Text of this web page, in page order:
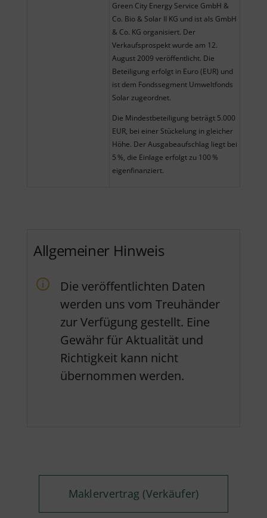
Green City Energy Service GmbH &
Co. Bio & Solar II KG und ist als GmbH
& Co. KG organisiert. Der
Verkaufsprospekt wurde am 12.
August 2009 veröffentlicht. Die
Beteiligung erfolgt in Euro (EUR) und
ist dem Fondssegment Umweltfonds
Solar zugeordnet.
Die Mindestbeteiligung beträgt 5.000
EUR, bei einer Stückelung in gleicher
Höhe. Der Ausgabeaufschlag liegt bei
5 %, die Einlage erfolgt zu 100 %
eigenfinanziert.
Allgemeiner Hinweis
Die veröffentlichten Daten
werden uns vom Treuhänder
zur Verfügung gestellt. Eine
Gewähr für Aktualität und
Richtigkeit kann nicht
übernommen werden.
Maklervertrag (Verkäufer)